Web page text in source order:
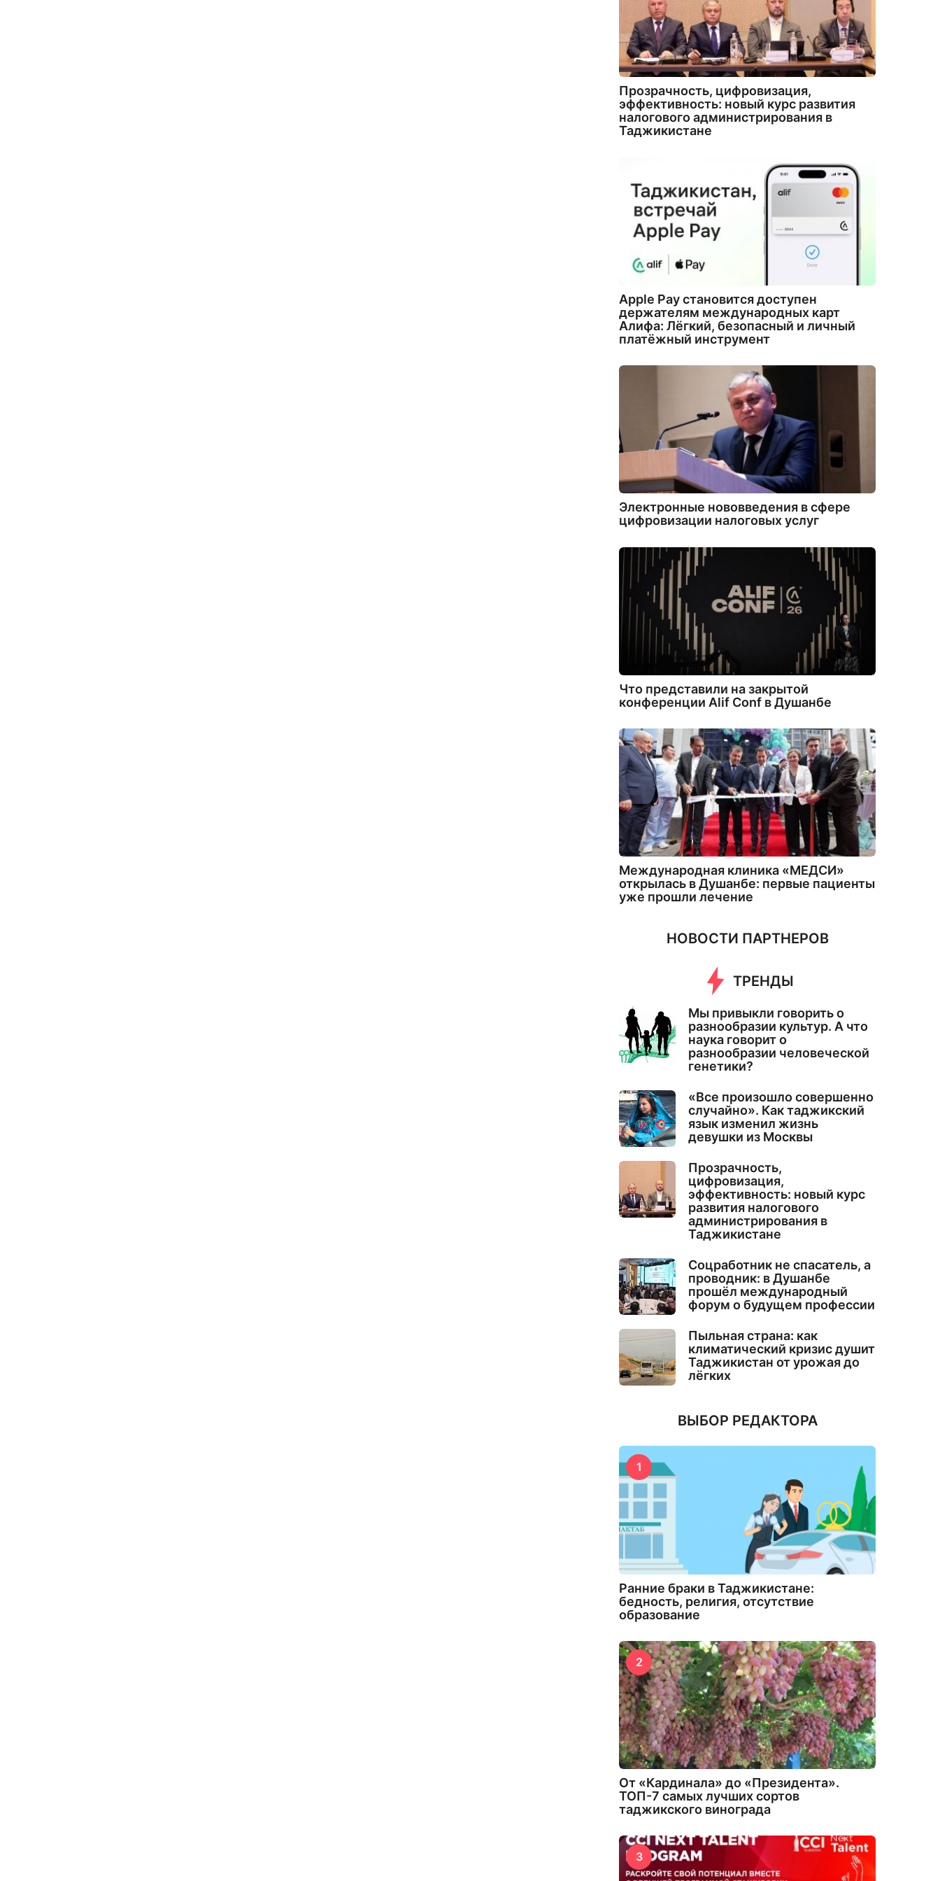
Прозрачность, цифровизация,
эффективность: новый курс развития
налогового администрирования в
Таджикистане
Apple Pay становится доступен
держателям международных карт
Алифа: Лёгкий, безопасный и личный
платёжный инструмент
Электронные нововведения в сфере
цифровизации налоговых услуг
Что представили на закрытой
конференции Alif Conf в Душанбе
Международная клиника «МЕДСИ»
открылась в Душанбе: первые пациенты
уже прошли лечение
НОВОСТИ ПАРТНЕРОВ
ТРЕНДЫ
Мы привыкли говорить о
разнообразии культур. А что
наука говорит о
разнообразии человеческой
генетики?
«Все произошло совершенно
случайно». Как таджикский
язык изменил жизнь
девушки из Москвы
Прозрачность,
цифровизация,
эффективность: новый курс
развития налогового
администрирования в
Таджикистане
Соцработник не спасатель, а
проводник: в Душанбе
прошёл международный
форум о будущем профессии
Пыльная страна: как
климатический кризис душит
Таджикистан от урожая до
лёгких
ВЫБОР РЕДАКТОРА
1
Ранние браки в Таджикистане:
бедность, религия, отсутствие
образование
2
От «Кардинала» до «Президента».
ТОП-7 самых лучших сортов
таджикского винограда
3